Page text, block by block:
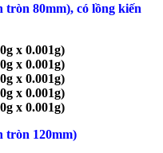
80mm), có lồng kiến
x 0.001g)
x 0.001g)
x 0.001g)
x 0.001g)
x 0.001g)
tròn 120mm)